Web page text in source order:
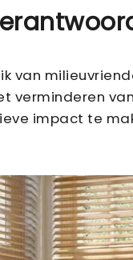
van
verminderen
impact te